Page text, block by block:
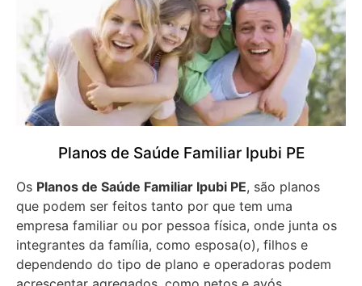
Planos de Saúde Familiar Ipubi PE
Os Planos de Saúde Familiar Ipubi PE, são planos
que podem ser feitos tanto por que tem uma
empresa familiar ou por pessoa física, onde junta os
integrantes da família, como esposa(o), filhos e
dependendo do tipo de plano e operadoras podem